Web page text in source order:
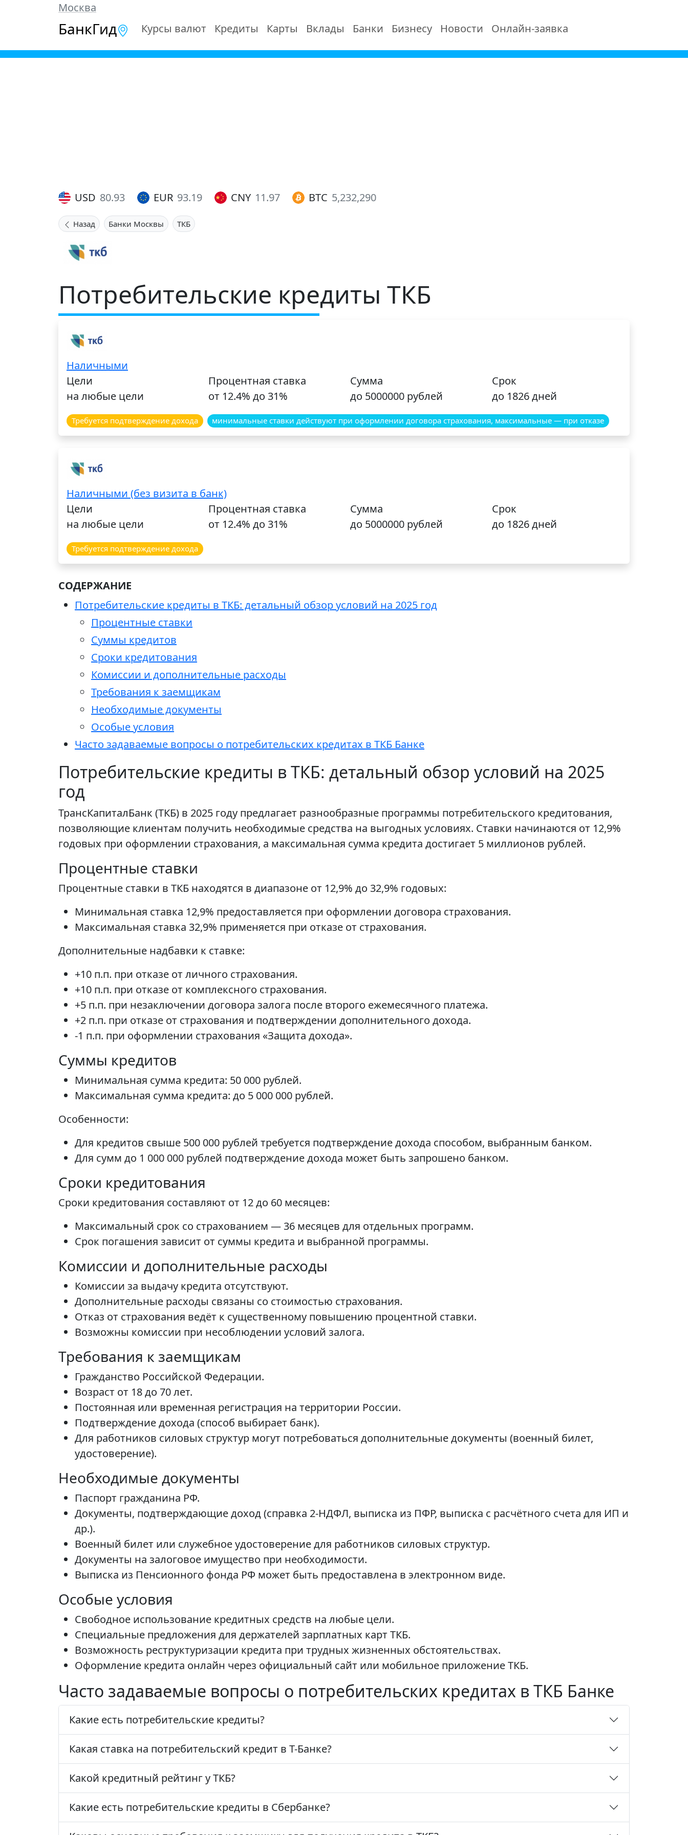
Москва
БанкГид Курсы валют Кредиты Карты Вклады Банки Бизнесу Новости Онлайн-заявка
USD 80.93 EUR 93.19 CNY 11.97 BTC 5,232,290
Назад Банки Москвы ТКБ
Потребительские кредиты ТКБ
Наличными
Цели
на любые цели
Процентная ставка
от 12.4% до 31%
Сумма
до 5000000 рублей
Срок
до 1826 дней
Требуется подтверждение дохода минимальные ставки действуют при оформлении договора страхования, максимальные — при отказе
Наличными (без визита в банк)
Цели
на любые цели
Процентная ставка
от 12.4% до 31%
Сумма
до 5000000 рублей
Срок
до 1826 дней
Требуется подтверждение дохода
СОДЕРЖАНИЕ
Потребительские кредиты в ТКБ: детальный обзор условий на 2025 год
Процентные ставки
Суммы кредитов
Сроки кредитования
Комиссии и дополнительные расходы
Требования к заемщикам
Необходимые документы
Особые условия
Часто задаваемые вопросы о потребительских кредитах в ТКБ Банке
Потребительские кредиты в ТКБ: детальный обзор условий на 2025
год
ТрансКапиталБанк (ТКБ) в 2025 году предлагает разнообразные программы потребительского кредитования,
позволяющие клиентам получить необходимые средства на выгодных условиях. Ставки начинаются от 12,9%
годовых при оформлении страхования, а максимальная сумма кредита достигает 5 миллионов рублей.
Процентные ставки
Процентные ставки в ТКБ находятся в диапазоне от 12,9% до 32,9% годовых:
Минимальная ставка 12,9% предоставляется при оформлении договора страхования.
Максимальная ставка 32,9% применяется при отказе от страхования.
Дополнительные надбавки к ставке:
+10 п.п. при отказе от личного страхования.
+10 п.п. при отказе от комплексного страхования.
+5 п.п. при незаключении договора залога после второго ежемесячного платежа.
+2 п.п. при отказе от страхования и подтверждении дополнительного дохода.
-1 п.п. при оформлении страхования «Защита дохода».
Суммы кредитов
Минимальная сумма кредита: 50 000 рублей.
Максимальная сумма кредита: до 5 000 000 рублей.
Особенности:
Для кредитов свыше 500 000 рублей требуется подтверждение дохода способом, выбранным банком.
Для сумм до 1 000 000 рублей подтверждение дохода может быть запрошено банком.
Сроки кредитования
Сроки кредитования составляют от 12 до 60 месяцев:
Максимальный срок со страхованием — 36 месяцев для отдельных программ.
Срок погашения зависит от суммы кредита и выбранной программы.
Комиссии и дополнительные расходы
Комиссии за выдачу кредита отсутствуют.
Дополнительные расходы связаны со стоимостью страхования.
Отказ от страхования ведёт к существенному повышению процентной ставки.
Возможны комиссии при несоблюдении условий залога.
Требования к заемщикам
Гражданство Российской Федерации.
Возраст от 18 до 70 лет.
Постоянная или временная регистрация на территории России.
Подтверждение дохода (способ выбирает банк).
Для работников силовых структур могут потребоваться дополнительные документы (военный билет,
удостоверение).
Необходимые документы
Паспорт гражданина РФ.
Документы, подтверждающие доход (справка 2-НДФЛ, выписка из ПФР, выписка с расчётного счета для ИП и
др.).
Военный билет или служебное удостоверение для работников силовых структур.
Документы на залоговое имущество при необходимости.
Выписка из Пенсионного фонда РФ может быть предоставлена в электронном виде.
Особые условия
Свободное использование кредитных средств на любые цели.
Специальные предложения для держателей зарплатных карт ТКБ.
Возможность реструктуризации кредита при трудных жизненных обстоятельствах.
Оформление кредита онлайн через официальный сайт или мобильное приложение ТКБ.
Часто задаваемые вопросы о потребительских кредитах в ТКБ Банке
Какие есть потребительские кредиты?
Какая ставка на потребительский кредит в Т-Банке?
Какой кредитный рейтинг у ТКБ?
Какие есть потребительские кредиты в Сбербанке?